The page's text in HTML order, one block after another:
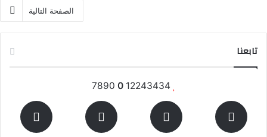
الصفحة التالية
تابعنا
12243434
0